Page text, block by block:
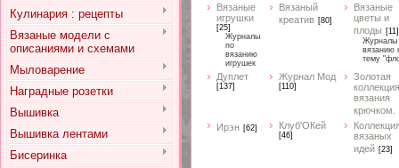
Кулинария : рецепты
Вязаные модели с
описаниями и схемами
Мыловарение
Наградные розетки
Вышивка
Вышивка лентами
Бисеринка
Вязаные
игрушки
[25]
Журналы
по
вязанию
игрушек
Вязаный
креатив [80]
Вязаные
цветы и
плоды [11]
Журналы
вязанию
тему
Дуплет
[137]
Журнал Мод
[110]
Золотая
коллекция
вязания
крючком.
Ирэн [62] Клуб'ОКей
[46]
вязаных
идей [23]